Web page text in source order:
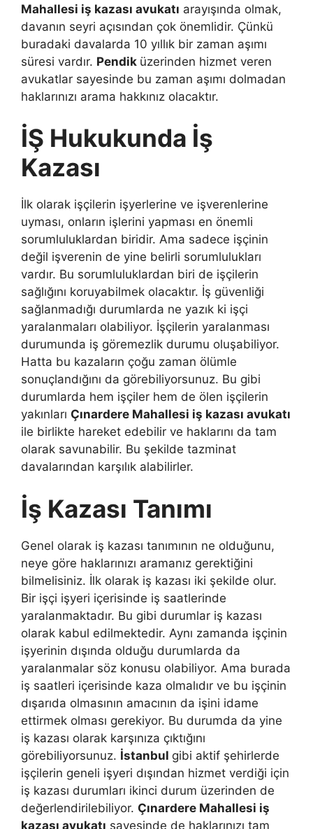
Mahallesi iş kazası avukatı arayışında olmak,
davanın seyri açısından çok önemlidir. Çünkü
buradaki davalarda 10 yıllık bir zaman aşımı
süresi vardır. Pendik üzerinden hizmet veren
avukatlar sayesinde bu zaman aşımı dolmadan
haklarınızı arama hakkınız olacaktır.
İŞ Hukukunda İş
Kazası
İlk olarak işçilerin işyerlerine ve işverenlerine
uyması, onların işlerini yapması en önemli
sorumluluklardan biridir. Ama sadece işçinin
değil işverenin de yine belirli sorumlulukları
vardır. Bu sorumluluklardan biri de işçilerin
sağlığını koruyabilmek olacaktır. İş güvenliği
sağlanmadığı durumlarda ne yazık ki işçi
yaralanmaları olabiliyor. İşçilerin yaralanması
durumunda iş göremezlik durumu oluşabiliyor.
Hatta bu kazaların çoğu zaman ölümle
sonuçlandığını da görebiliyorsunuz. Bu gibi
durumlarda hem işçiler hem de ölen işçilerin
yakınları Çınardere Mahallesi iş kazası avukatı
ile birlikte hareket edebilir ve haklarını da tam
olarak savunabilir. Bu şekilde tazminat
davalarından karşılık alabilirler.
İş Kazası Tanımı
Genel olarak iş kazası tanımının ne olduğunu,
neye göre haklarınızı aramanız gerektiğini
bilmelisiniz. İlk olarak iş kazası iki şekilde olur.
Bir işçi işyeri içerisinde iş saatlerinde
yaralanmaktadır. Bu gibi durumlar iş kazası
olarak kabul edilmektedir. Aynı zamanda işçinin
işyerinin dışında olduğu durumlarda da
yaralanmalar söz konusu olabiliyor. Ama burada
iş saatleri içerisinde kaza olmalıdır ve bu işçinin
dışarıda olmasının amacının da işini idame
ettirmek olması gerekiyor. Bu durumda da yine
iş kazası olarak karşınıza çıktığını
görebiliyorsunuz. İstanbul gibi aktif şehirlerde
işçilerin geneli işyeri dışından hizmet verdiği için
iş kazası durumları ikinci durum üzerinden de
değerlendirilebiliyor. Çınardere Mahallesi iş
kazası avukatı sayesinde de haklarınızı tam